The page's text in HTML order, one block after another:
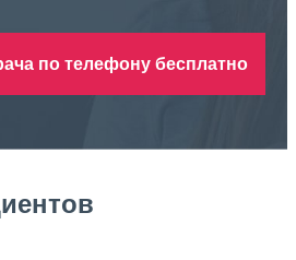
по телефону бесплатно